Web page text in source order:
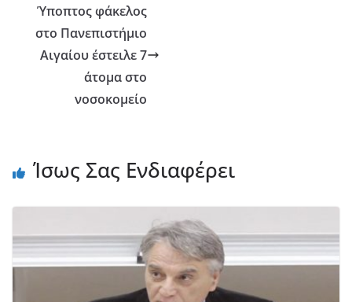
Ύποπτος φάκελος
στο Πανεπιστήμιο
Αιγαίου έστειλε 7
άτομα στο
νοσοκομείο
Ίσως Σας Ενδιαφέρει